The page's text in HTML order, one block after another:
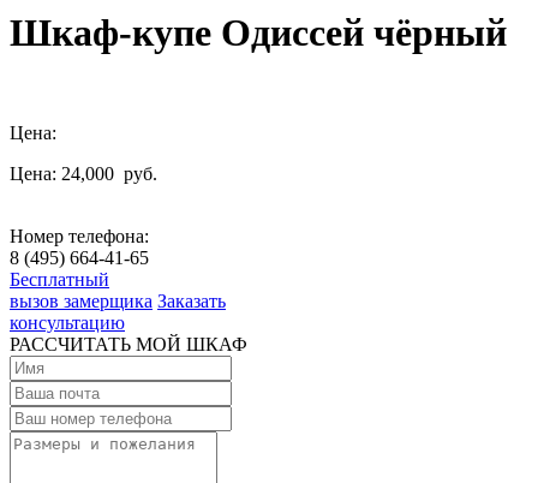
Шкаф-купе Одиссей чёрный
Цена:
Цена: 24,000 руб.
Номер телефона:
8 (495) 664-41-65
Бесплатный
вызов замерщика Заказать
консультацию
РАССЧИТАТЬ МОЙ ШКАФ